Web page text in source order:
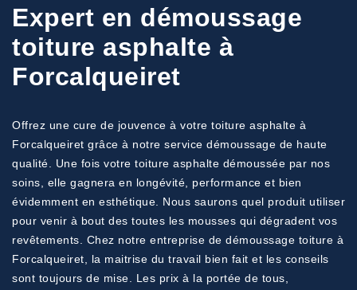
Expert en démoussage
toiture asphalte à
Forcalqueiret
Offrez une cure de jouvence à votre toiture asphalte à
Forcalqueiret grâce à notre service démoussage de haute
qualité. Une fois votre toiture asphalte démoussée par nos
soins, elle gagnera en longévité, performance et bien
évidemment en esthétique. Nous saurons quel produit utiliser
pour venir à bout des toutes les mousses qui dégradent vos
revêtements. Chez notre entreprise de démoussage toiture à
Forcalqueiret, la maitrise du travail bien fait et les conseils
sont toujours de mise. Les prix à la portée de tous,